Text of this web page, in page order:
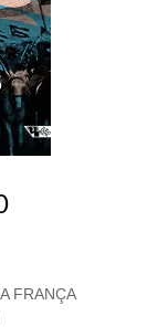
FRANÇA